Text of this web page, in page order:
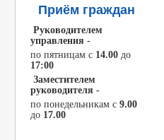
Приём граждан
Руководителем
управления -
по пятницам c 14.00 до
17:00
Заместителем
руководителя -
по понедельникам с 9.00
до 17.00